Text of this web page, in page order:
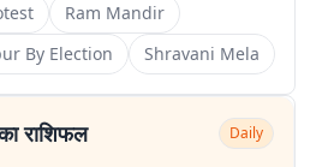
Ram Mandir
By Election
Shravani Mela
राशिफल Daily